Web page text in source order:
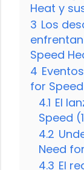
Heat y
3 Los
Speed
4
for
4.1 El
Speed
4.2
Need
4.3 El